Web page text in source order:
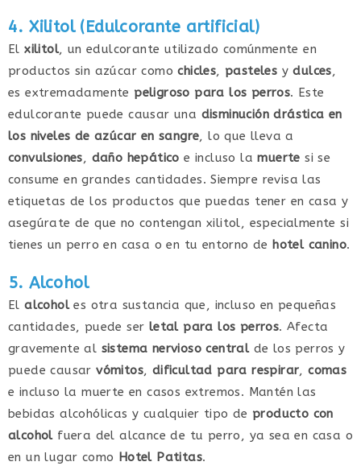
4. Xilitol (Edulcorante artificial)
Elxilitol, un edulcorante utilizado comúnmente en
productos sin azúcar comochicles, pasteles ydulces,
es extremadamente peligroso para los perros. Este
edulcorante puede causar una disminución drástica en
los niveles de azúcar en sangre, lo que lleva a
convulsiones, daño hepático e incluso lamuerte si se
consume en grandes cantidades. Siempre revisa las
etiquetas de los productos que puedas tener en casa y
asegúrate de que no contengan xilitol, especialmente si
tienes un perro en casa o en tu entorno de hotel canino.
5. Alcohol
Elalcoholes otra sustancia que, incluso en pequeñas
cantidades, puede ser letal para los perros. Afecta
gravemente al sistema nervioso centralde los perros y
puede causarvómitos, dificultad para respirar,comas
e incluso la muerte en casos extremos. Mantén las
bebidas alcohólicas y cualquier tipo de producto con
alcoholfuera del alcance de tu perro, ya sea en casa o
en un lugar como Hotel Patitas.